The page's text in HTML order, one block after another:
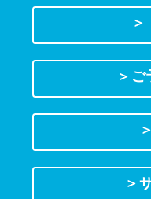
＞
＞